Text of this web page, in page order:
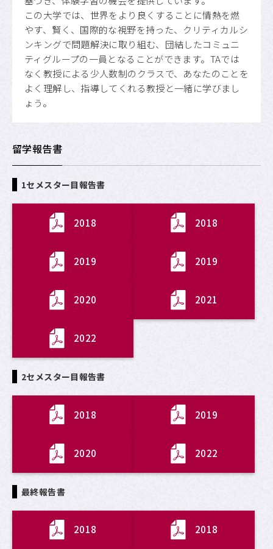
この大学では、世界をより良くすることに情熱を燃
やす、賢く、国際的な視野を持った、クリティカルシ
ンキングで問題解決に取り組む、団結したコミュニ
ティグループの一員となることができます。TAでは
なく教授による少人数制のクラスで、あなたのことを
よく理解し、指導してくれる教授と一緒に学びまし
ょう。
留学報告書
1セメスター目報告書
2018 2018
2019 2019
2020 2021
2022
2セメスター目報告書
2018 2019
2020 2022
最終報告書
2018 2018